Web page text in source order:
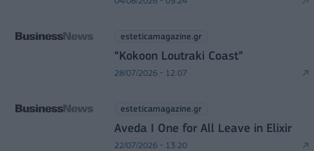
esteticamagazine.gr
“Kokoon Loutraki Coast”
28/07/2026 - 12:07
esteticamagazine.gr
Aveda I One for All Leave in Elixir
22/07/2026 - 13:20